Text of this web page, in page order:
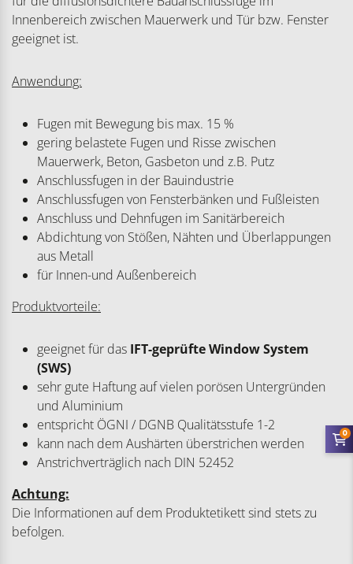
Innenbereich zwischen Mauerwerk und Tür bzw. Fenster
geeignet ist.
Anwendung:
Fugen mit Bewegung bis max. 15 %
gering belastete Fugen und Risse zwischen
Mauerwerk, Beton, Gasbeton und z.B. Putz
Anschlussfugen in der Bauindustrie
Anschlussfugen von Fensterbänken und Fußleisten
Anschluss und Dehnfugen im Sanitärbereich
Abdichtung von Stößen, Nähten und Überlappungen
aus Metall
für Innen-und Außenbereich
Produktvorteile:
geeignet für das IFT-geprüfte Window System
(SWS)
sehr gute Haftung auf vielen porösen Untergründen
und Aluminium
entspricht ÖGNI / DGNB Qualitätsstufe 1-2
kann nach dem Aushärten überstrichen werden
Anstrichverträglich nach DIN 52452
Achtung:
Die Informationen auf dem Produktetikett sind stets zu
befolgen.
0